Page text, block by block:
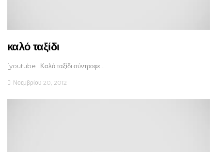
καλό ταξίδι
[youtube Καλό ταξίδι σύντροφε…
Νοεμβρίου 20, 2012